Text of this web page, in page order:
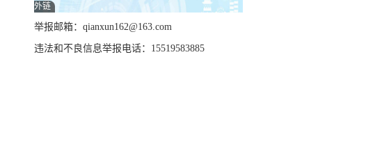
外链
举报邮箱：qianxun162@163.com
违法和不良信息举报电话：15519583885